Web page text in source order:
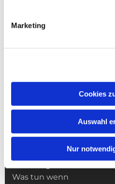
Marketing
Cookies
Auswahl
Nur
Pfarrei St. Martin
Veranstaltungen &
Was tun wenn